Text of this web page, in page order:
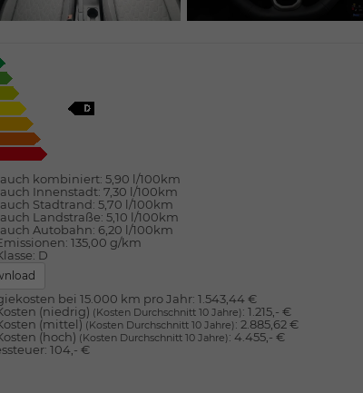
kombiniert: 5,90 l/100km
Innenstadt: 7,30 l/100km
Stadtrand: 5,70 l/100km
Landstraße: 5,10 l/100km
Autobahn: 6,20 l/100km
135,00 g/km
D
bei 15.000 km pro Jahr: 1.543,44 €
(niedrig) (Kosten Durchschnitt 10 Jahre): 1.215,- €
(mittel) (Kosten Durchschnitt 10 Jahre): 2.885,62 €
(hoch) (Kosten Durchschnitt 10 Jahre): 4.455,- €
104,- €